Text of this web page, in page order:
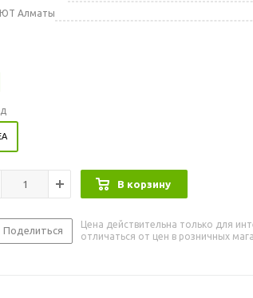
Алматы
В корзину
Поделиться
Цена действительна только для
отличаться от цен в розничных